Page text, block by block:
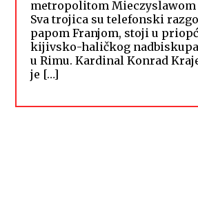
metropolitom
Sva trojica su telefonski
papom Franjom, stoji u
kijivsko-haličkog
u Rimu. Kardinal Konrad
je […]